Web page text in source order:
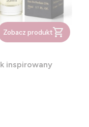
Zobacz produkt
inspirowany